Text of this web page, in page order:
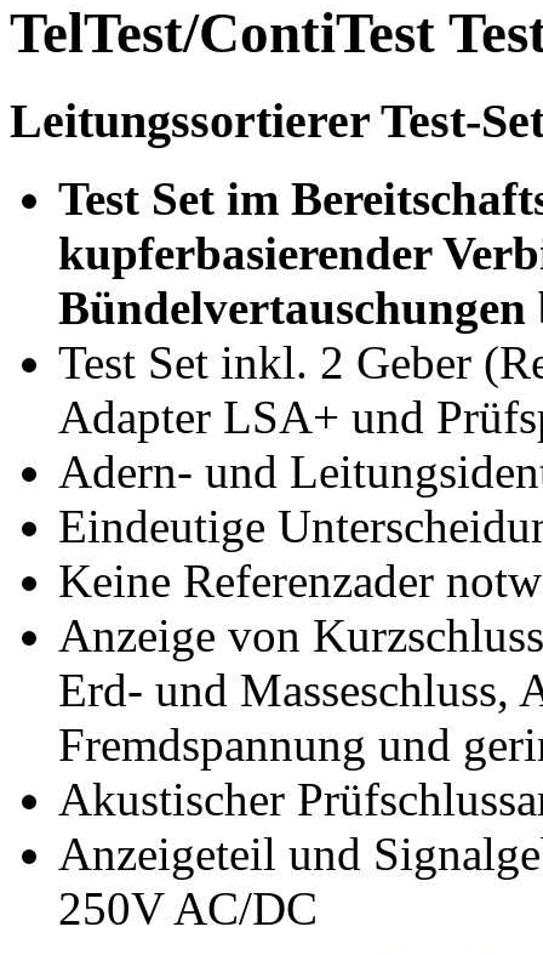
TelTest/ContiTest
Leitungssortierer Test-
Test Set im
kupferbasierender
Bündelvertauschungen
Test Set inkl. 2 Geber
Adapter LSA+ und
Adern- und
Eindeutige
Keine Referenzader
Anzeige von
Erd- und Masseschluss,
Fremdspannung und
Akustischer
Anzeigeteil und
250V AC/DC